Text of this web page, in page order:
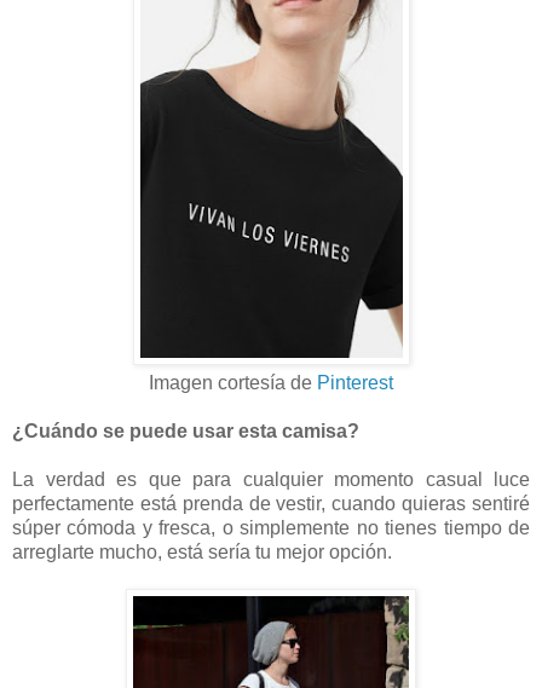
Imagen cortesía de Pinterest
¿Cuándo se puede usar esta camisa?
La verdad es que para cualquier momento casual luce
perfectamente está prenda de vestir, cuando quieras sentiré
súper cómoda y fresca, o simplemente no tienes tiempo de
arreglarte mucho, está sería tu mejor opción.